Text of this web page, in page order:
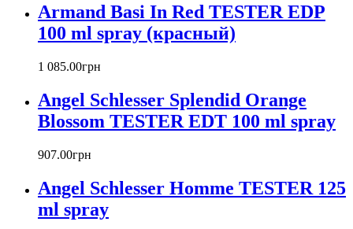
Bill Blass
Biotherm
Blumarine
Bond № 9
Boucheron
Bourjois
Britney Spears
Bruno Banani
Bvlgari
Byblos
Byredo
Armand Basi In Red TESTER EDP
100 ml spray (красный)
1 085.00грн
Angel Schlesser Splendid Orange
Blossom TESTER EDT 100 ml spray
907.00грн
Angel Schlesser Homme TESTER 125
ml spray